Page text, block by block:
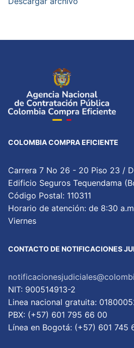
COLOMBIA COMPRA EFICIENTE
Carrera 7 No 26 - 20 Piso 23 /
Edificio Seguros Tequendama
Código Postal: 110311
Horario de atención: de 8:30
Viernes
CONTACTO DE NOTIFICACIONES
NIT: 900514913-2
Linea nacional gratuita:
PBX: (+57) 601 795 66 00
Lí­nea en Bogotá: (+57) 601 745